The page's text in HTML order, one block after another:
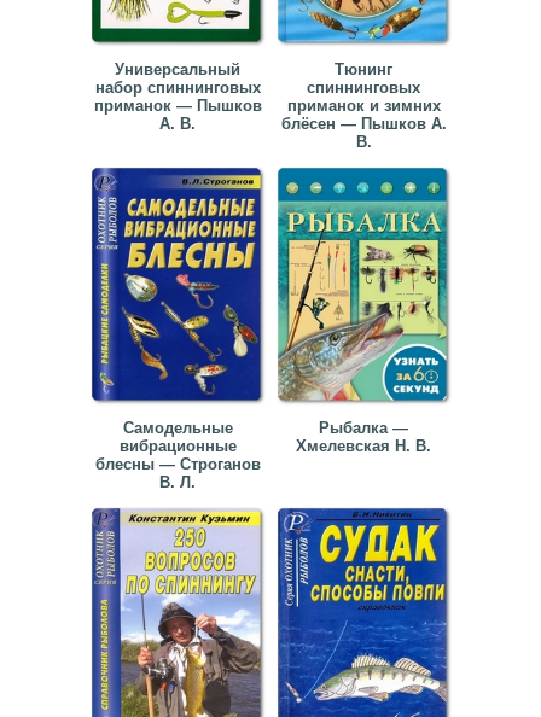
Универсальный
набор спиннинговых
приманок — Пышков
А. В.
Тюнинг
спиннинговых
приманок и зимних
блёсен — Пышков А.
В.
Самодельные
вибрационные
блесны — Строганов
В. Л.
Рыбалка —
Хмелевская Н. В.